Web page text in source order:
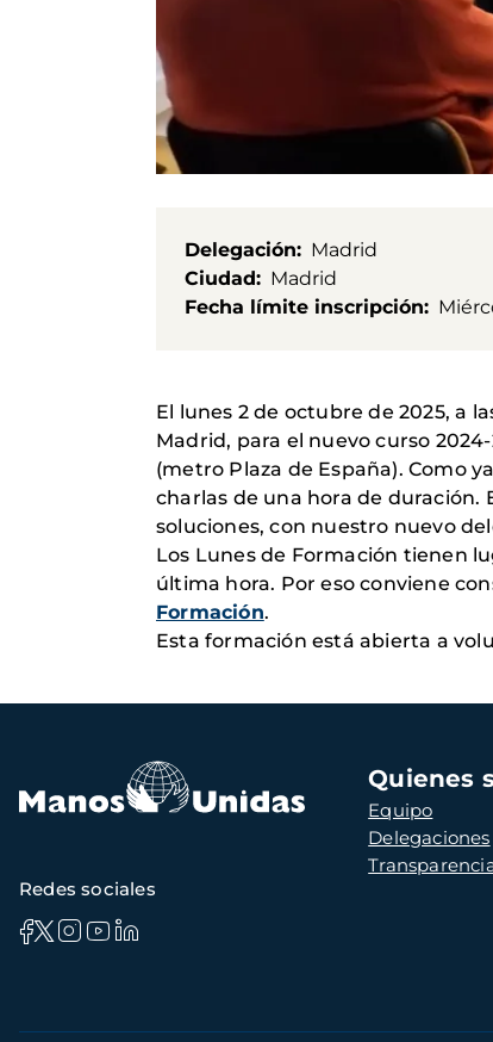
Delegación
Madrid
Ciudad
Madrid
Fecha límite inscripción
El lunes 2 de octubre de 2025, a
Madrid, para el nuevo curso
(metro Plaza de España). Como
charlas de una hora de duración.
soluciones, con nuestro nuevo
Los Lunes de Formación tienen
última hora. Por eso conviene
Formación.
Esta formación está abierta a
Navegación
principal
Quienes
Equipo
Delegaciones
Redes sociales